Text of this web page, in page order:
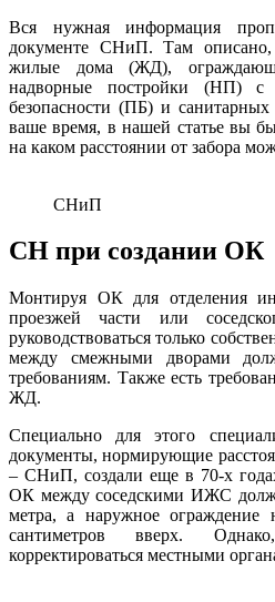
Вся нужная информация
документе СНиП. Там описано,
жилые дома (ЖД),
надворные постройки (НП) с
безопасности (ПБ) и
ваше время, в нашей статье вы
на каком расстоянии от забора
СНиП
СН при создании ОК
Монтируя ОК для отделения
проезжей части или
руководствоваться только
между смежными дворами
требованиям. Также есть
ЖД.
Специально для этого
документы, нормирующие
– СНиП, создали еще в 70-х
ОК между соседскими ИЖС
метра, а наружное
сантиметров вверх.
корректироваться местными